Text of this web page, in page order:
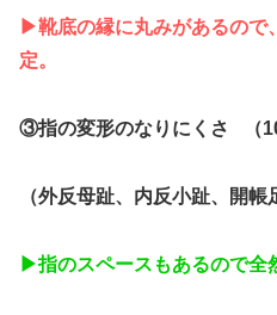
▶︎靴底の縁に丸みがあるので
定。
③指の変形のなりにくさ （
（外反母趾、内反小趾、開帳
▶︎指のスペースもあるので全